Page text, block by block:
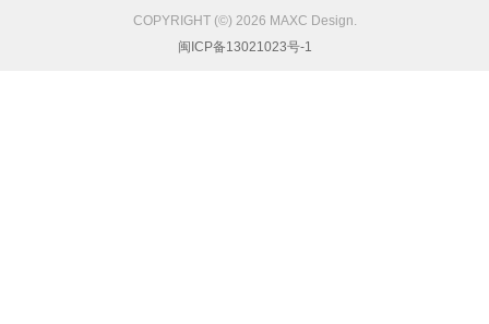
COPYRIGHT (©) 2026 MAXC Design.
闽ICP备13021023号-1